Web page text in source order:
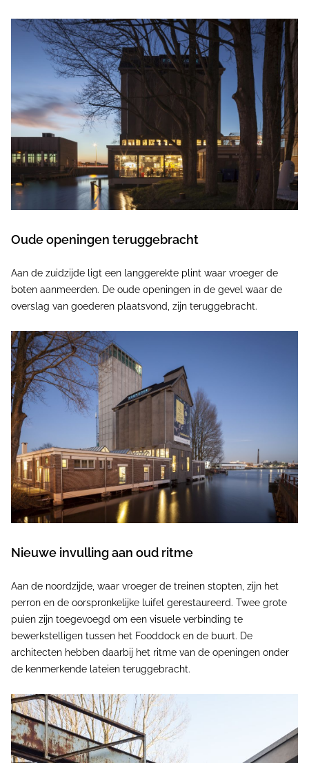
Oude openingen teruggebracht
Aan de zuidzijde ligt een langgerekte plint waar vroeger de
boten aanmeerden. De oude openingen in de gevel waar de
overslag van goederen plaatsvond, zijn teruggebracht.
Nieuwe invulling aan oud ritme
Aan de noordzijde, waar vroeger de treinen stopten, zijn het
perron en de oorspronkelijke luifel gerestaureerd. Twee grote
puien zijn toegevoegd om een visuele verbinding te
bewerkstelligen tussen het Fooddock en de buurt. De
architecten hebben daarbij het ritme van de openingen onder
de kenmerkende lateien teruggebracht.